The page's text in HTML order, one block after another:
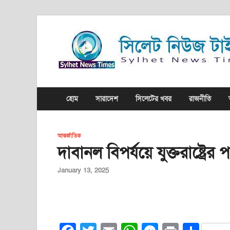
হোম সারাদেশ সিলেটের খবর রাজনীতি
আন্তর্জাতিক
দাবানল বিপর্যয়ে
January 13, 2025